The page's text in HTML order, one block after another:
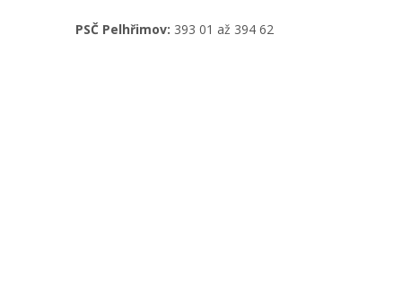
PSČ Pelhřimov: 393 01 až 394 62